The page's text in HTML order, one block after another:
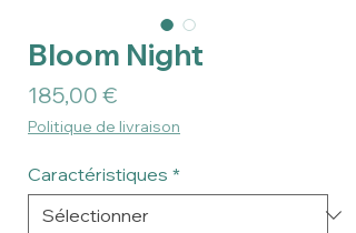
Bloom Night
185,00 €Prix
Politique de livraison
Caractéristiques *